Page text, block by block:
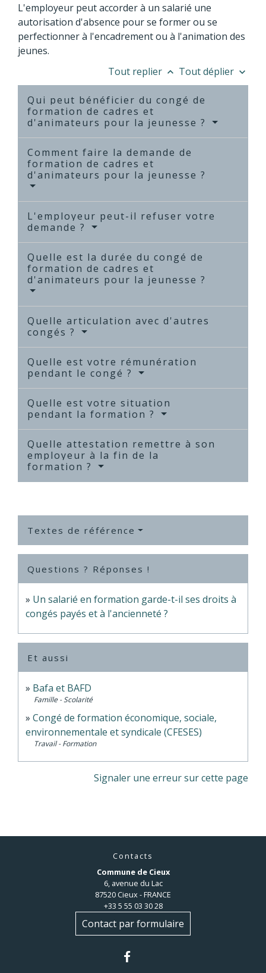
L'employeur peut accorder à un salarié une
autorisation d'absence pour se former ou se
perfectionner à l'encadrement ou à l'animation des
jeunes.
Tout replier keyboard_arrow_up Tout déplier keyboard_arrow_down
Qui peut bénéficier du congé de
formation de cadres et
d'animateurs pour la jeunesse ?
Comment faire la demande de
formation de cadres et
d'animateurs pour la jeunesse ?
L'employeur peut-il refuser votre
demande ?
Quelle est la durée du congé de
formation de cadres et
d'animateurs pour la jeunesse ?
Quelle articulation avec d'autres
congés ?
Quelle est votre rémunération
pendant le congé ?
Quelle est votre situation
pendant la formation ?
Quelle attestation remettre à son
employeur à la fin de la
formation ?
Textes de référence
Questions ? Réponses !
Un salarié en formation garde-t-il ses droits à
congés payés et à l'ancienneté ?
Et aussi
Bafa et BAFD
Famille - Scolarité
Congé de formation économique, sociale,
environnementale et syndicale (CFESES)
Travail - Formation
Signaler une erreur sur cette page
Contacts
Commune de Cieux
6, avenue du Lac
87520 Cieux - FRANCE
+33 5 55 03 30 28
Contact par formulaire